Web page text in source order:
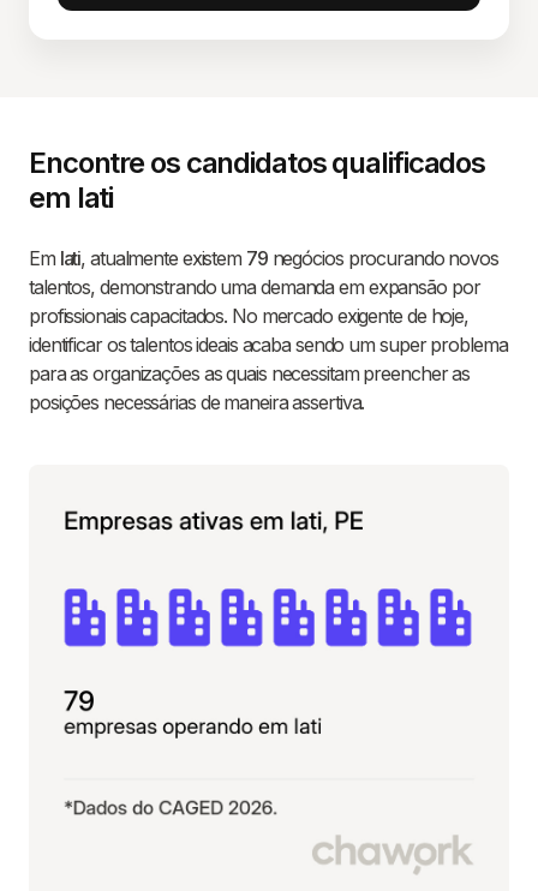
Encontre os candidatos qualificados
em Iati
Em Iati, atualmente existem 79negócios procurando novos
talentos, demonstrando uma demanda em expansão por
profissionais capacitados. No mercado exigente de hoje,
identificar os talentos ideais acaba sendo um super problema
para as organizações as quais necessitam preencher as
posições necessárias de maneira assertiva.